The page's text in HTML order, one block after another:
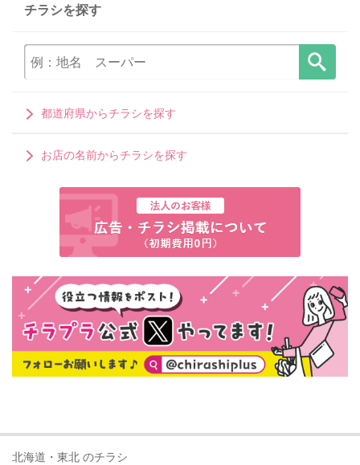
チラシを探す
都道府県からチラシを探す
お店の名前からチラシを探す
北海道・東北 のチラシ